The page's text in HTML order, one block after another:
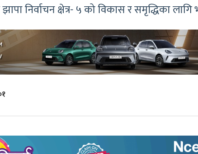
निर्वाचन क्षेत्र- ५ को विकास र समृद्धिका लागि